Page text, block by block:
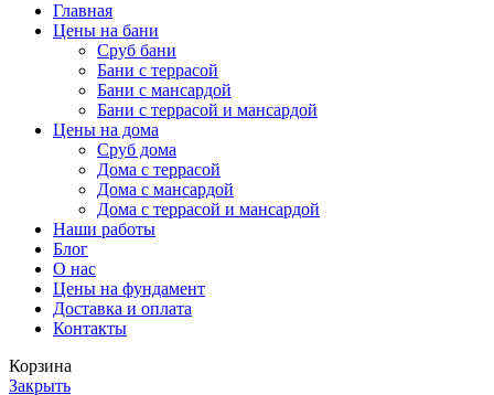
Главная
Цены на бани
Сруб бани
Бани с террасой
Бани с мансардой
Бани с террасой и мансардой
Цены на дома
Сруб дома
Дома с террасой
Дома с мансардой
Дома с террасой и мансардой
Наши работы
Блог
О нас
Цены на фундамент
Доставка и оплата
Контакты
Корзина
Закрыть